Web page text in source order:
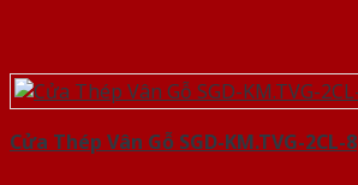
Cửa Thép Vân Gỗ SGD-KM.TVG-2CL-8